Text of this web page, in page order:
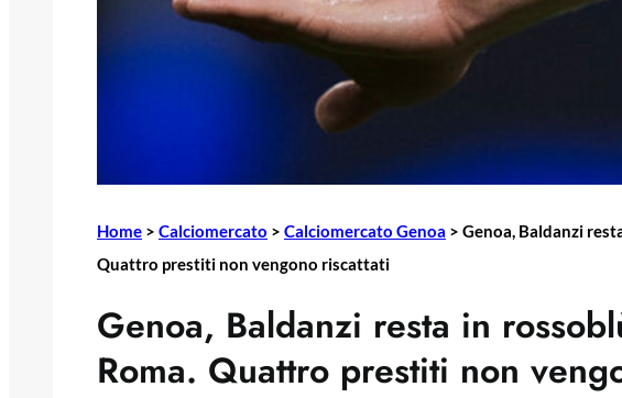
Home > Calciomercato > Calciomercato Genoa > Genoa, Baldanzi
Quattro prestiti non vengono riscattati
Genoa, Baldanzi resta in
Roma. Quattro prestiti non